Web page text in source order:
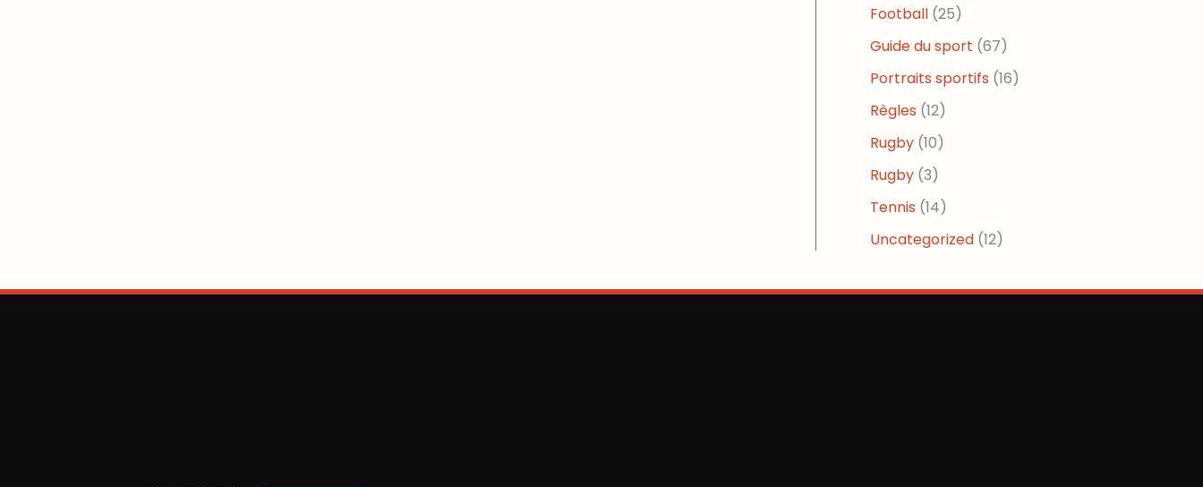
Football (25)
Guide du sport (67)
Portraits sportifs (16)
Règles (12)
Rugby (10)
Rugby (3)
Tennis (14)
Uncategorized (12)